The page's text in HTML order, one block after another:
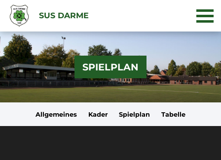
SUS DARME
SPIELPLAN
Allgemeines Kader Spielplan Tabelle